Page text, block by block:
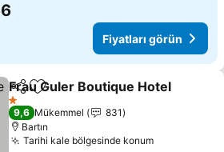
Fiyatları görün
PaylaşFavorilerime ekle
Frau Guler Boutique Hotel
1 Yıldız
9,6 Mükemmel
831
Bartın
Tarihi kale bölgesinde konumFiyatları